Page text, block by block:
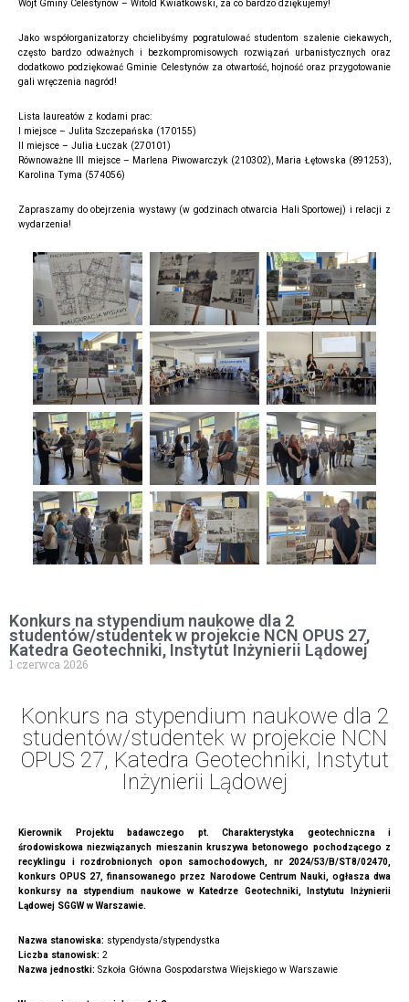
Wójt Gminy Celestynów – Witold Kwiatkowski, za co bardzo dziękujemy!
Jako współorganizatorzy chcielibyśmy pogratulować studentom szalenie ciekawych,
często bardzo odważnych i bezkompromisowych rozwiązań urbanistycznych oraz
dodatkowo podziękować Gminie Celestynów za otwartość, hojność oraz przygotowanie
gali wręczenia nagród!
Lista laureatów z kodami prac:
I miejsce – Julita Szczepańska (170155)
II miejsce – Julia Łuczak (270101)
Równoważne III miejsce – Marlena Piwowarczyk (210302), Maria Łętowska (891253),
Karolina Tyma (574056)
Zapraszamy do obejrzenia wystawy (w godzinach otwarcia Hali Sportowej) i relacji z
wydarzenia!
Konkurs na stypendium naukowe dla 2
studentów/studentek w projekcie NCN OPUS 27,
Katedra Geotechniki, Instytut Inżynierii Lądowej
1 czerwca 2026
Konkurs na stypendium naukowe dla 2
studentów/studentek w projekcie NCN
OPUS 27, Katedra Geotechniki, Instytut
Inżynierii Lądowej
Kierownik Projektu badawczego pt. Charakterystyka geotechniczna i
środowiskowa niezwiązanych mieszanin kruszywa betonowego pochodzącego z
recyklingu i rozdrobnionych opon samochodowych, nr 2024/53/B/ST8/02470,
konkurs OPUS 27, finansowanego przez Narodowe Centrum Nauki, ogłasza dwa
konkursy na stypendium naukowe w Katedrze Geotechniki, Instytutu Inżynierii
Lądowej SGGW w Warszawie.
Nazwa stanowiska: stypendysta/stypendystka
Liczba stanowisk: 2
Nazwa jednostki: Szkoła Główna Gospodarstwa Wiejskiego w Warszawie